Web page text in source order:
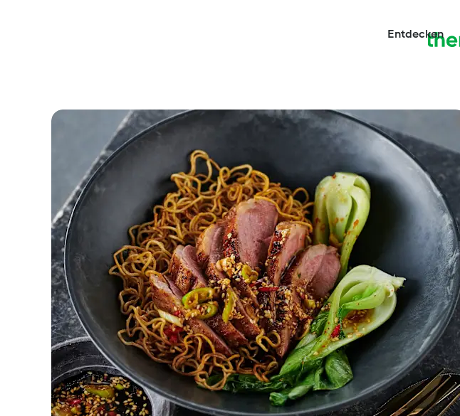
Entdecken